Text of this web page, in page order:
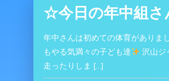
☆今日の年中組
年中さんは初めての体育がありま
もやる気満々の子ども達
沢山ジ
走ったりしま […]